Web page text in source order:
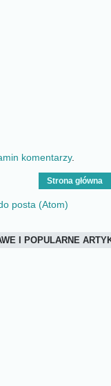
komentarzy.
Strona główna
posta (Atom)
I POPULARNE